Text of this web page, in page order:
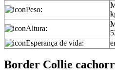
Peso:
Altura:
Esperança de vida:
Border Collie